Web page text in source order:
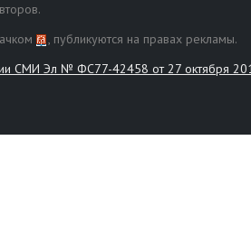
, публикуются на правах рекламы.
СМИ Эл № ФС77-42458 от 27 октября